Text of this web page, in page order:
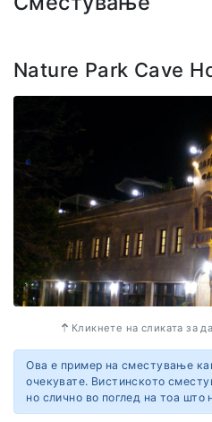
прекрасните самовилски
Nature Park Cave
Кликнете на сликата за
Ова е пример на сместување
очекувате. Вистинското
но слично во поглед на тоа што